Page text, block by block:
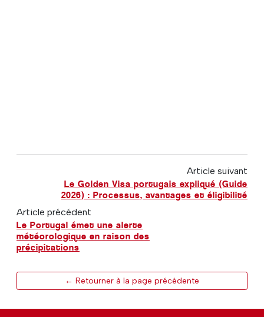
Article suivant
Le Golden Visa portugais expliqué (Guide
2026) : Processus, avantages et éligibilité
Article précédent
Le Portugal émet une alerte
météorologique en raison des
précipitations
← Retourner à la page précédente